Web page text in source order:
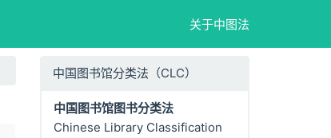
关于中图法
中国图书馆分类法（CLC）
中国图书馆图书分类法
Chinese Library Classification